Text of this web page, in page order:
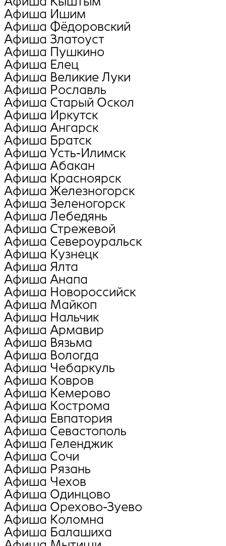
Афиша Ишим
Афиша Фёдоровский
Афиша Златоуст
Афиша Пушкино
Афиша Елец
Афиша Великие Луки
Афиша Рославль
Афиша Старый Оскол
Афиша Иркутск
Афиша Ангарск
Афиша Братск
Афиша Усть-Илимск
Афиша Абакан
Афиша Красноярск
Афиша Железногорск
Афиша Зеленогорск
Афиша Лебедянь
Афиша Стрежевой
Афиша Североуральск
Афиша Кузнецк
Афиша Ялта
Афиша Анапа
Афиша Новороссийск
Афиша Майкоп
Афиша Нальчик
Афиша Армавир
Афиша Вязьма
Афиша Вологда
Афиша Чебаркуль
Афиша Ковров
Афиша Кемерово
Афиша Кострома
Афиша Евпатория
Афиша Севастополь
Афиша Геленджик
Афиша Сочи
Афиша Рязань
Афиша Чехов
Афиша Одинцово
Афиша Орехово-Зуево
Афиша Коломна
Афиша Балашиха